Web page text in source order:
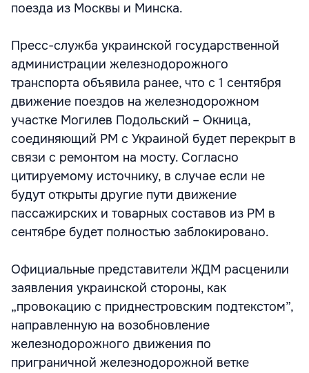
поезда из Москвы и Минска.
Пресс-служба украинской государственной
администрации железнодорожного
транспорта объявила ранее, что с 1 сентября
движение поездов на железнодорожном
участке Могилев Подольский – Окница,
соединяющий РМ с Украиной будет перекрыт в
связи с ремонтом на мосту. Согласно
цитируемому источнику, в случае если не
будут открыты другие пути движение
пассажирских и товарных составов из РМ в
сентябре будет полностью заблокировано.
Официальные представители ЖДМ расценили
заявления украинской стороны, как
„провокацию с приднестровским подтекстом”,
направленную на возобновление
железнодорожного движения по
приграничной железнодорожной ветке